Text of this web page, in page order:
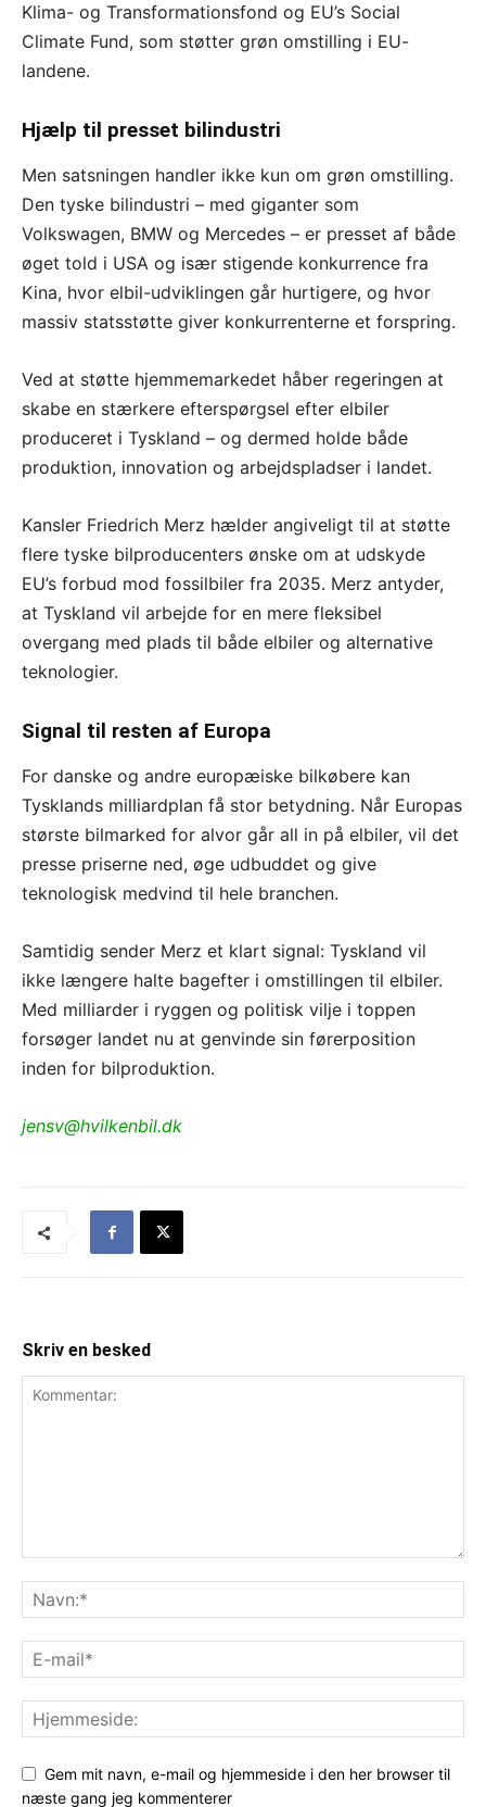
Klima- og Transformationsfond og EU’s Social
Climate Fund, som støtter grøn omstilling i EU-
landene.
Hjælp til presset bilindustri
Men satsningen handler ikke kun om grøn omstilling.
Den tyske bilindustri – med giganter som
Volkswagen, BMW og Mercedes – er presset af både
øget told i USA og især stigende konkurrence fra
Kina, hvor elbil-udviklingen går hurtigere, og hvor
massiv statsstøtte giver konkurrenterne et forspring.
Ved at støtte hjemmemarkedet håber regeringen at
skabe en stærkere efterspørgsel efter elbiler
produceret i Tyskland – og dermed holde både
produktion, innovation og arbejdspladser i landet.
Kansler Friedrich Merz hælder angiveligt til at støtte
flere tyske bilproducenters ønske om at udskyde
EU’s forbud mod fossilbiler fra 2035. Merz antyder,
at Tyskland vil arbejde for en mere fleksibel
overgang med plads til både elbiler og alternative
teknologier.
Signal til resten af Europa
For danske og andre europæiske bilkøbere kan
Tysklands milliardplan få stor betydning. Når Europas
største bilmarked for alvor går all in på elbiler, vil det
presse priserne ned, øge udbuddet og give
teknologisk medvind til hele branchen.
Samtidig sender Merz et klart signal: Tyskland vil
ikke længere halte bagefter i omstillingen til elbiler.
Med milliarder i ryggen og politisk vilje i toppen
forsøger landet nu at genvinde sin førerposition
inden for bilproduktion.
jensv@hvilkenbil.dk
Skriv en besked
Gem mit navn, e-mail og hjemmeside i den her browser til
næste gang jeg kommenterer